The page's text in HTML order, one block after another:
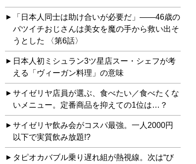
「日本人同士は助け合いが必要だ」――46歳の
バツイチおじさんは美女を魔の手から救い出そ
うとした 〈第6話〉
日本人初ミシュラン3ツ星店スー・シェフが考
える「ヴィーガン料理」の意味
サイゼリヤ店員が選ぶ、食べたい／食べたくな
いメニュー。定番商品を抑えての1位は…？
サイゼリヤ飲み会がコスパ最強。一人2000円
以下で実質飲み放題!?
タピオカバブル乗り遅れ組が熱視線。次は“び